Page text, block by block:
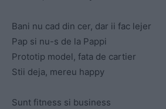
Bani nu cad din cer, dar ii fac lejer
Pap si nu-s de la Pappi
Prototip model, fata de cartier
Stii deja, mereu happy
Sunt fitness si business